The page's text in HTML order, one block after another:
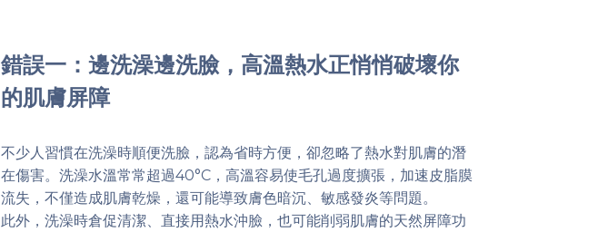
錯誤一：邊洗澡邊洗臉，高溫熱水正悄悄破壞你
的肌膚屏障
不少人習慣在洗澡時順便洗臉，認為省時方便，卻忽略了熱水對肌膚的潛
在傷害。洗澡水溫常常超過40°C，高溫容易使毛孔過度擴張，加速皮脂膜
流失，不僅造成肌膚乾燥，還可能導致膚色暗沉、敏感發炎等問題。
此外，洗澡時倉促清潔、直接用熱水沖臉，也可能削弱肌膚的天然屏障功